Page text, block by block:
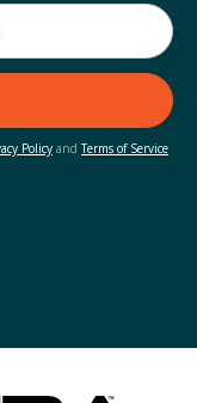
Policy andTerms of Service